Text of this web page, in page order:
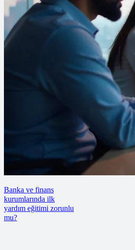
Banka ve finans
kurumlarında ilk
yardım eğitimi zorunlu
mu?